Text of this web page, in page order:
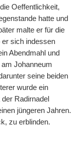
Oeffentlichkeit,
hatte und
malte er für die
er sich indessen
Abendmahl und
Johanneum
seine beiden
wurde ein
Radirnadel
jüngeren Jahren.
zu erblinden.